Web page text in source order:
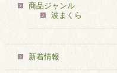
商品ジャンル
波まくら
新着情報